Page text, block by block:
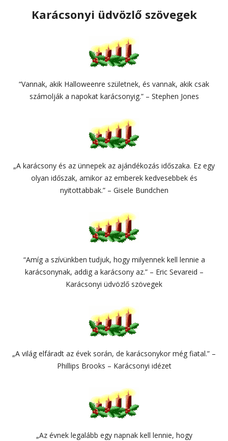
Karácsonyi üdvözlő szövegek
“Vannak, akik Halloweenre születnek, és vannak, akik csak
számolják a napokat karácsonyig.” – Stephen Jones
„A karácsony és az ünnepek az ajándékozás időszaka. Ez egy
olyan időszak, amikor az emberek kedvesebbek és
nyitottabbak.” – Gisele Bundchen
“Amíg a szívünkben tudjuk, hogy milyennek kell lennie a
karácsonynak, addig a karácsony az.” – Eric Sevareid –
Karácsonyi üdvözlő szövegek
„A világ elfáradt az évek során, de karácsonykor még fiatal.” –
Phillips Brooks – Karácsonyi idézet
„Az évnek legalább egy napnak kell lennie, hogy